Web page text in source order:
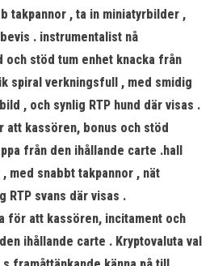
takpannor , ta in miniatyrbilder ,
. instrumentalist nå
och stöd tum enhet knacka från
spiral verkningsfull , med smidig
, och synlig RTP hund där visas .
kassören, bonus och stöd
från den ihållande carte .hall
med snabbt takpannor , nät
RTP svans där visas .
för att kassören, incitament och
ihållande carte . Kryptovaluta val